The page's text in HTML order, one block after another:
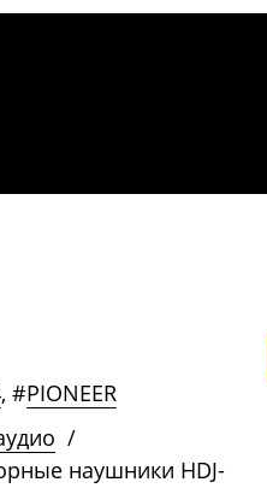
, #PIONEER
/
наушники HDJ-